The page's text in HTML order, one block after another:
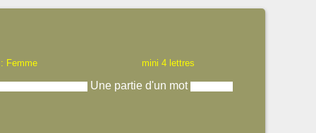
Femme mini 4 lettres
Une partie d'un mot